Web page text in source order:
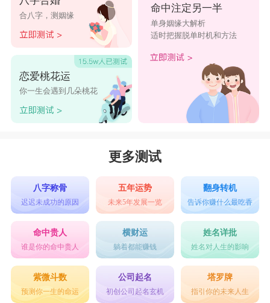
合八字，测姻缘
恋爱桃花运
你一生会遇到几朵桃花
命中注定另一半
单身姻缘大解析
适时把握脱单时机和方法
更多测试
八字称骨
迟迟未成功的原因
五年运势
未来5年发展一览
翻身转机
告诉你赚什么最吃香
命中贵人
谁是你的命中贵人
横财运
躺着都能赚钱
姓名详批
姓名对人生的影响
紫微斗数
预测你一生的命运
公司起名
初创公司起名玄机
塔罗牌
指引你的未来人生